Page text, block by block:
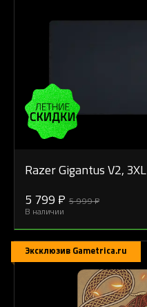
Razer Gigantus V2, 3XL
5 799 ₽ 5 999 ₽
В наличии
Эксклюзив Gametrica.ru